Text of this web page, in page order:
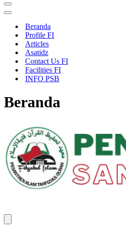
Navigation
Menu
Navigation
Beranda
Profile FI
Articles
Asatidz
Contact Us FI
Facilities FI
INFO PSB
Beranda